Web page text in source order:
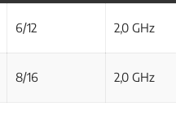
6/12 2,0 GHz
8/16 2,0 GHz